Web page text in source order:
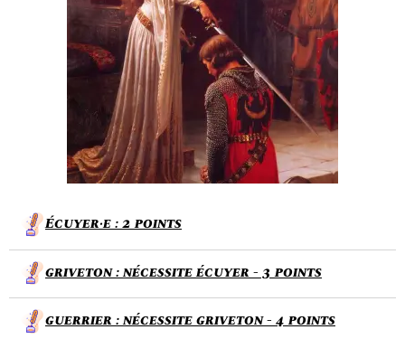
Écuyer·e : 2 points
griveton : nécessite écuyer - 3 points
guerrier : nécessite griveton - 4 points